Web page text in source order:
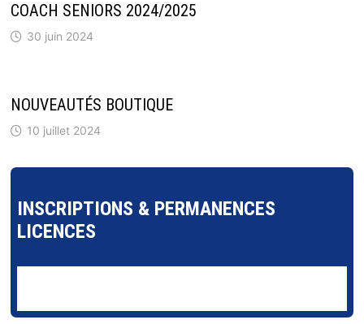
COACH SENIORS 2024/2025
30 juin 2024
NOUVEAUTÉS BOUTIQUE
10 juillet 2024
INSCRIPTIONS & PERMANENCES
LICENCES